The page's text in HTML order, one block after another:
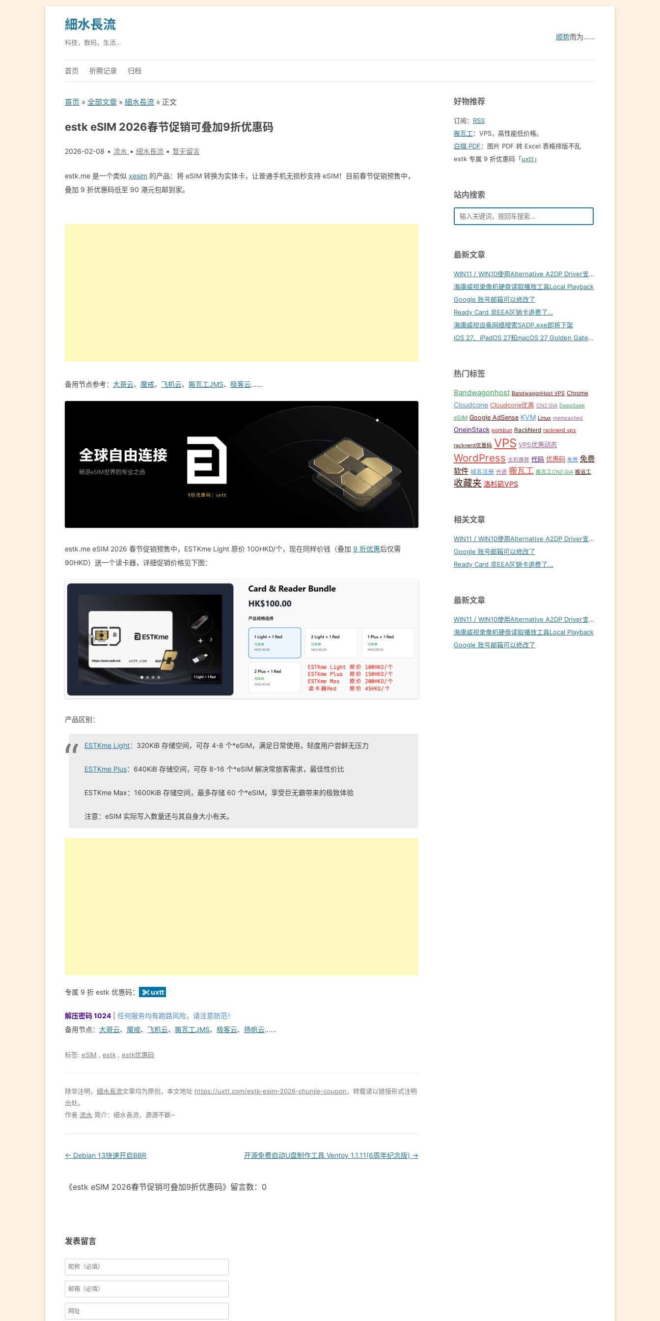
細水長流
科技，数码，生活…
顺势而为……
首页 折腾记录 归档
首页 » 全部文章 » 細水長流 » 正文
estk eSIM 2026春节促销可叠加9折优惠码
2026-02-08 流水 細水長流 暂无留言
estk.me 是一个类似 xesim 的产品：将 eSIM 转换为实体卡，让普通手机无损秒支持 eSIM！目前春节促销预售中，
叠加 9 折优惠码低至 90 港元包邮到家。
备用节点参考： 大哥云、 魔戒、 飞机云、 搬瓦工JMS、 极客云……
estk.me eSIM 2026 春节促销预售中，ESTKme Light 原价 100HKD/个，现在同样价钱（叠加 9 折优惠后仅需
90HKD）送一个读卡器，详细促销价格见下图：
产品区别：
ESTKme Light：320KiB 存储空间，可存 4-8 个*eSIM，满足日常使用，轻度用户尝鲜无压力
ESTKme Plus：640KiB 存储空间，可存 8-16 个*eSIM 解决常旅客需求，最佳性价比
ESTKme Max：1600KiB 存储空间，最多存储 60 个*eSIM，享受巨无霸带来的极致体验
注意：eSIM 实际写入数量还与其自身大小有关。
专属 9 折 estk 优惠码： uxtt
解压密码 1024
任何服务均有跑路风险，请注意防范！
备用节点： 大哥云、 魔戒、 飞机云、 搬瓦工JMS、 极客云、 扬帆云……
标签: eSIM , estk , estk优惠码
除非注明， 細水長流文章均为原创，本文地址 https://uxtt.com/estk-esim-2026-chunjie-coupon，转载请以链接形式注明
出处。
作者 流水 简介：細水長流，源源不斷~
Post
← Debian 13快速开启BBR 开源免费启动U盘制作工具 Ventoy 1.1.11(6周年纪念版) →
《estk eSIM 2026春节促销可叠加9折优惠码》留言数：0
发表留言
好物推荐
订阅： RSS
搬瓦工：VPS，高性能低价格。️
白描 PDF：图片 PDF 转 Excel 表格排版不乱
estk 专属 9 折优惠码「uxtt 」
站内搜索
最新文章
WIN11 / WIN10使用Alternative A2DP Driver支持LDAC
海康威视录像机硬盘读取播放工具Local Playback
Google 账号邮箱可以修改了
Ready Card 非EEA区销卡退费了…
海康威视设备网络搜索SADP.exe即将下架
iOS 27、iPadOS 27和macOS 27 Golden Gate内置壁纸下载
热门标签
Bandwagonhost BandwagonHost VPS Chrome
Cloudcone Cloudcone优惠 CN2 GIA DeepSeek
eSIM Google AdSense KVM Linux memcached
OneinStack porkbun RackNerd racknerd vps
racknerd优惠码 VPS VPS优惠动态
WordPress 主机推荐 代码 优惠码 免费 免费
软件 域名注册 开源 搬瓦工 搬瓦工CN2 GIA 搬运工
收藏夹 洛杉矶VPS
相关文章
WIN11 / WIN10使用Alternative A2DP Driver支持LDAC
Google 账号邮箱可以修改了
Ready Card 非EEA区销卡退费了...
最新文章
WIN11 / WIN10使用Alternative A2DP Driver支持LDAC
海康威视录像机硬盘读取播放工具Local Playback
Google 账号邮箱可以修改了